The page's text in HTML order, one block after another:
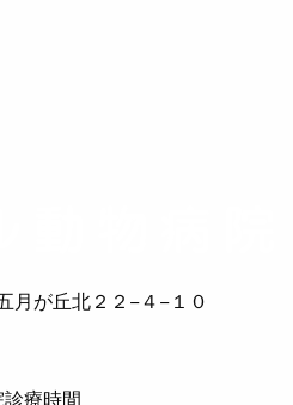
月が丘北２２−４−１０